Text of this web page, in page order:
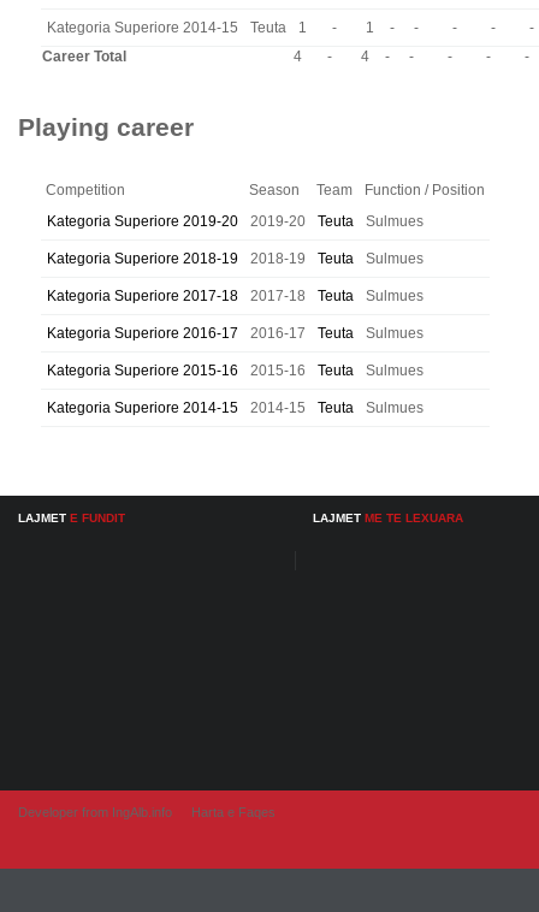
Kategoria Superiore 2014-15 Teuta 1 - 1 - - - -
-
Career Total
4 - 4 - - - - -
Playing career
Competition Season Team
Function / Position
Kategoria Superiore 2019-20
2019-20 Teuta Sulmues
Kategoria Superiore 2018-19 2018-19 Teuta Sulmues
Kategoria Superiore 2017-18 2017-18 Teuta Sulmues
Kategoria Superiore 2016-17 2016-17 Teuta Sulmues
Kategoria Superiore 2015-16 2015-16 Teuta Sulmues
Kategoria Superiore 2014-15 2014-15 Teuta Sulmues
LAJMET E FUNDIT LAJMET ME TE LEXUARA
Developer from IngAlb.info Harta e Faqes